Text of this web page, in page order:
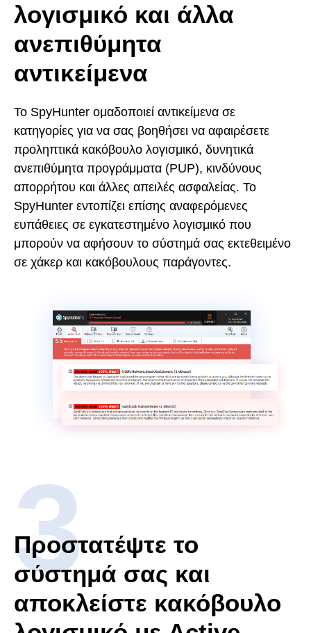
λογισμικό και άλλα
ανεπιθύμητα
αντικείμενα
Το SpyHunter ομαδοποιεί αντικείμενα σε
κατηγορίες για να σας βοηθήσει να αφαιρέσετε
προληπτικά κακόβουλο λογισμικό, δυνητικά
ανεπιθύμητα προγράμματα (PUP), κινδύνους
απορρήτου και άλλες απειλές ασφαλείας. Το
SpyHunter εντοπίζει επίσης αναφερόμενες
ευπάθειες σε εγκατεστημένο λογισμικό που
μπορούν να αφήσουν το σύστημά σας εκτεθειμένο
σε χάκερ και κακόβουλους παράγοντες.
Προστατέψτε το
σύστημά σας και
αποκλείστε κακόβουλο